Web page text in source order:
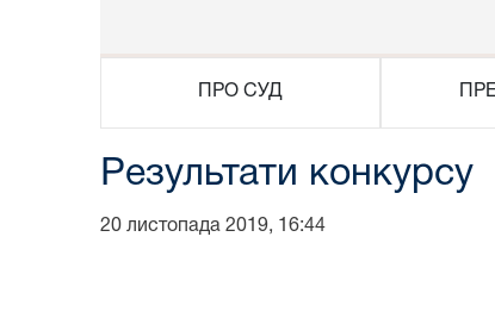
ПРО СУД
Результати конкурсу
20 листопада 2019, 16:44